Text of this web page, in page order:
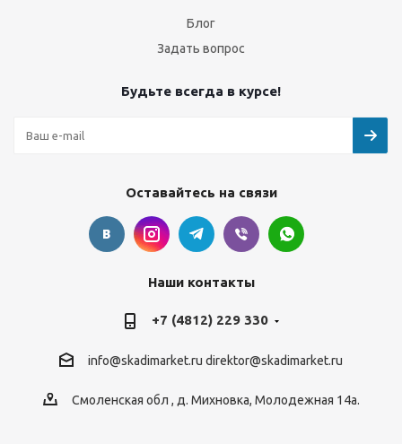
Блог
Задать вопрос
Будьте всегда в курсе!
Оставайтесь на связи
Наши контакты
+7 (4812) 229 330
info@skadimarket.ru direktor@skadimarket.ru
Смоленская обл , д. Михновка, Молодежная 14а.